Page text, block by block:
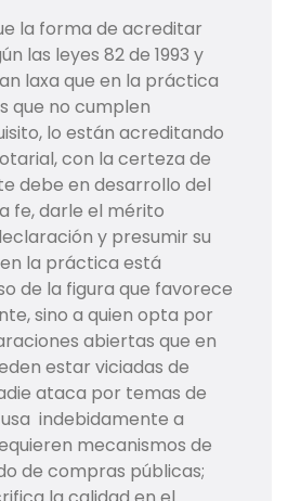
la forma de acreditar
las leyes 82 de 1993 y
laxa que en la práctica
que no cumplen
lo están acreditando
con la certeza de
debe en desarrollo del
fe, darle el mérito
y presumir su
la práctica está
de la figura que favorece
sino a quien opta por
abiertas que en
estar viciadas de
ataca por temas de
indebidamente a
mecanismos de
de compras públicas;